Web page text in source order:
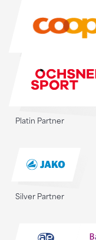
Platin Partner
Silver Partner